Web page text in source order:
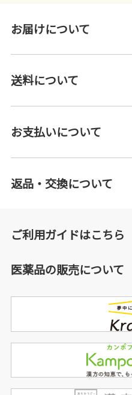
お届けについて
送料について
お支払いについて
返品・交換について
ご利用ガイドはこちら
医薬品の販売について